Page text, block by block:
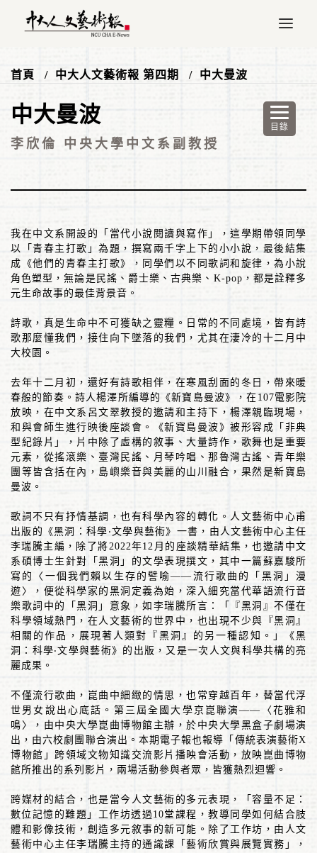
首頁 中大人文藝術報 第四期 中大曼波
中大曼波
李欣倫 中央大學中文系副教授
我在中文系開設的「當代小說閱讀與寫作」，這學期帶領同學
以「青春主打歌」為題，撰寫兩千字上下的小小說，最後結集
成《他們的青春主打歌》，同學們以不同歌詞和旋律，為小說
角色塑型，無論是民謠、爵士樂、古典樂、 K-pop ，都是詮釋多
元生命故事的最佳背景音。
詩歌，真是生命中不可獲缺之靈糧。日常的不同處境，皆有詩
歌那麼懂我們，接住向下墜落的我們，尤其在淒冷的十二月中
大校園。
去年十二月初，還好有詩歌相伴，在寒風刮面的冬日，帶來暖
春般的節奏。詩人楊澤所編導的《新寶島曼波》，在 107電影院
放映，在中文系呂文翠教授的邀請和主持下，楊澤親臨現場，
和與會師生進行映後座談會。《新寶島曼波》被形容成「非典
型紀錄片」，片中除了虛構的敘事、大量詩作，歌舞也是重要
元素，從搖滾樂、臺灣民謠、月琴吟唱、那魯灣古謠、青年樂
團等皆含括在內，島嶼樂音與美麗的山川融合，果然是新寶島
曼波。
歌詞不只有抒情基調，也有科學內容的轉化。人文藝術中心甫
出版的《黑洞：科學 ‧文學與藝術》一書，由人文藝術中心主任
李瑞騰主編，除了將2022年12 月的座談精華結集，也邀請中文
系碩博士生針對「黑洞」的文學表現撰文，其中一篇蘇嘉駿所
寫的〈一個我們賴以生存的譬喻—— 流行歌曲的「黑洞」漫
遊〉，便從科學家的黑洞定義為始，深入細究當代華語流行音
樂歌詞中的「黑洞」意象，如李瑞騰所言：「『黑洞』不僅在
科學領域熱門，在人文藝術的世界中，也出現不少與『黑洞』
相關的作品，展現著人類對『黑洞』的另一種認知。」《黑
洞：科學‧文學與藝術》的出版，又是一次人文與科學共構的亮
麗成果。
不僅流行歌曲，崑曲中細緻的情思，也常穿越百年，替當代浮
世男女說出心底話。第三屆全國大學京崑聯演—— 〈花雅和
鳴〉，由中央大學崑曲博物館主辦，於中央大學黑盒子劇場演
出，由六校劇團聯合演出。本期電子報也報導「傳統表演藝術X
博物館」跨領域文物知識交流影片播映會活動，放映崑曲博物
館所推出的系列影片，兩場活動參與者眾，皆獲熱烈迴響。
跨媒材的結合，也是當今人文藝術的多元表現，「容量不足：
數位記憶的難題」工作坊透過 10堂課程，教導同學如何結合肢
體和影像技術，創造多元敘事的新可能。除了工作坊，由人文
藝術中心主任李瑞騰主持的通識課「藝術欣賞與展覽實務」，